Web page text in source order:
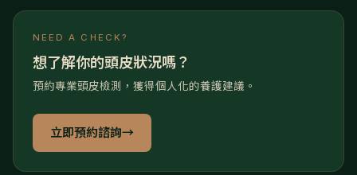
NEED A CHECK?
想了解你的頭皮狀況嗎？
預約專業頭皮檢測，獲得個人化的養護建議。
立即預約諮詢→